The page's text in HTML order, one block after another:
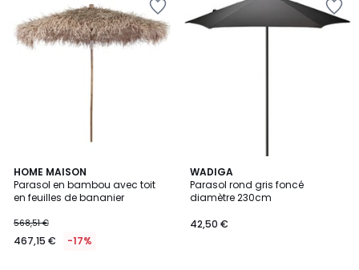
HOME MAISON
Parasol en bambou avec toit
en feuilles de bananier
568,51 €
467,15 € -17%
WADIGA
Parasol rond gris foncé
diamètre 230cm
42,50 €